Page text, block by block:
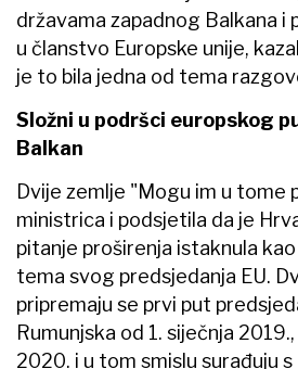
državama zapadnog Balkana i
u članstvo Europske unije,
je to bila jedna od tema
Složni u podršci europskog
Balkan
Dvije zemlje "Mogu im u tome
ministrica i podsjetila da je
pitanje proširenja istaknula
tema svog predsjedanja EU.
pripremaju se prvi put
Rumunjska od 1. siječnja
2020. i u tom smislu surađuju s